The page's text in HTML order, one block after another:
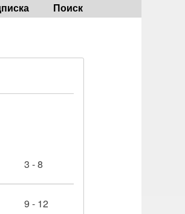
Поиск
3 - 8
9 - 12